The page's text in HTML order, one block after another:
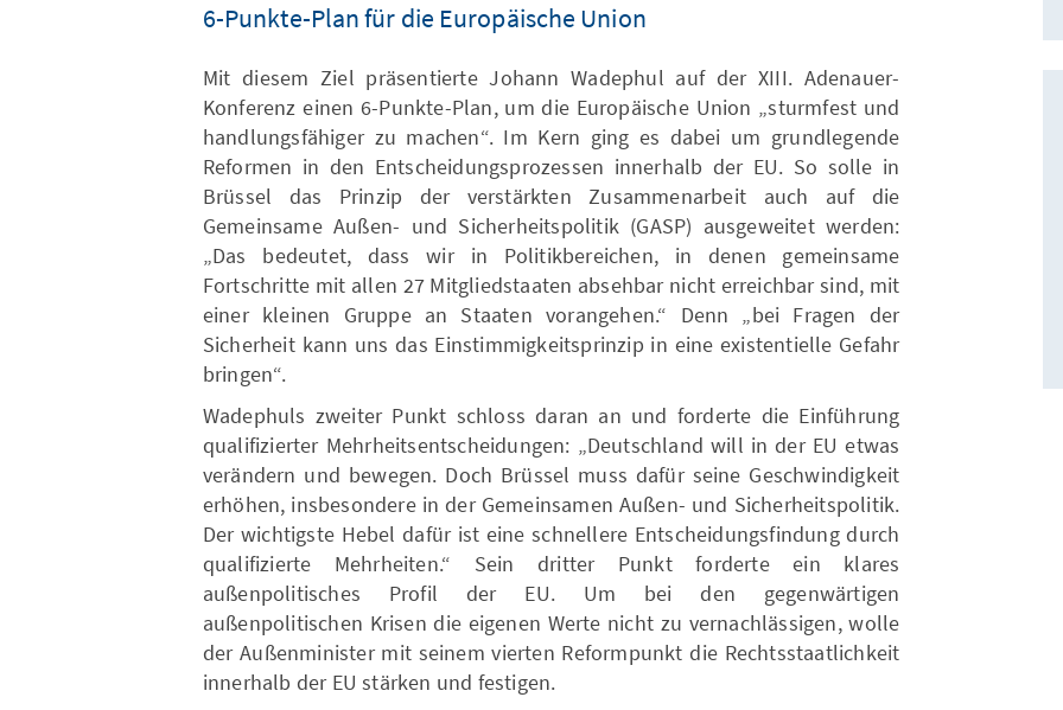
6-Punkte-Plan für die Europäische Union
Mit diesem Ziel präsentierte Johann Wadephul auf der XIII. Adenauer-
Konferenz einen 6-Punkte-Plan, um die Europäische Union „sturmfest und
handlungsfähiger zu machen“. Im Kern ging es dabei um grundlegende
Reformen in den Entscheidungsprozessen innerhalb der EU. So solle in
Brüssel das Prinzip der verstärkten Zusammenarbeit auch auf die
Gemeinsame Außen- und Sicherheitspolitik (GASP) ausgeweitet werden:
„Das bedeutet, dass wir in Politikbereichen, in denen gemeinsame
Fortschritte mit allen 27 Mitgliedstaaten absehbar nicht erreichbar sind, mit
einer kleinen Gruppe an Staaten vorangehen.“ Denn „bei Fragen der
Sicherheit kann uns das Einstimmigkeitsprinzip in eine existentielle Gefahr
bringen“.
Wadephuls zweiter Punkt schloss daran an und forderte die Einführung
qualifizierter Mehrheitsentscheidungen: „Deutschland will in der EU etwas
verändern und bewegen. Doch Brüssel muss dafür seine Geschwindigkeit
erhöhen, insbesondere in der Gemeinsamen Außen- und Sicherheitspolitik.
Der wichtigste Hebel dafür ist eine schnellere Entscheidungsfindung durch
qualifizierte Mehrheiten.“ Sein dritter Punkt forderte ein klares
außenpolitisches Profil der EU. Um bei den gegenwärtigen
außenpolitischen Krisen die eigenen Werte nicht zu vernachlässigen, wolle
der Außenminister mit seinem vierten Reformpunkt die Rechtsstaatlichkeit
innerhalb der EU stärken und festigen.